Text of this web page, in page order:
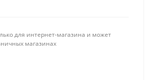
для интернет-магазина и может
магазинах